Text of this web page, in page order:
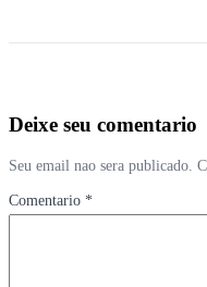
Deixe seu comentario
Seu email nao sera publicado.
Comentario *